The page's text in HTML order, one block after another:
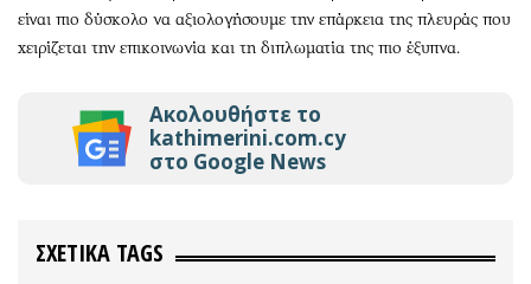
είναι πιο δύσκολο να αξιολογήσουμε την επάρκεια της πλευράς που
χειρίζεται την επικοινωνία και τη διπλωματία της πιο έξυπνα.
Ακολουθήστε το
kathimerini.com.cy
στο Google News
ΣΧΕΤΙΚΑ TAGS